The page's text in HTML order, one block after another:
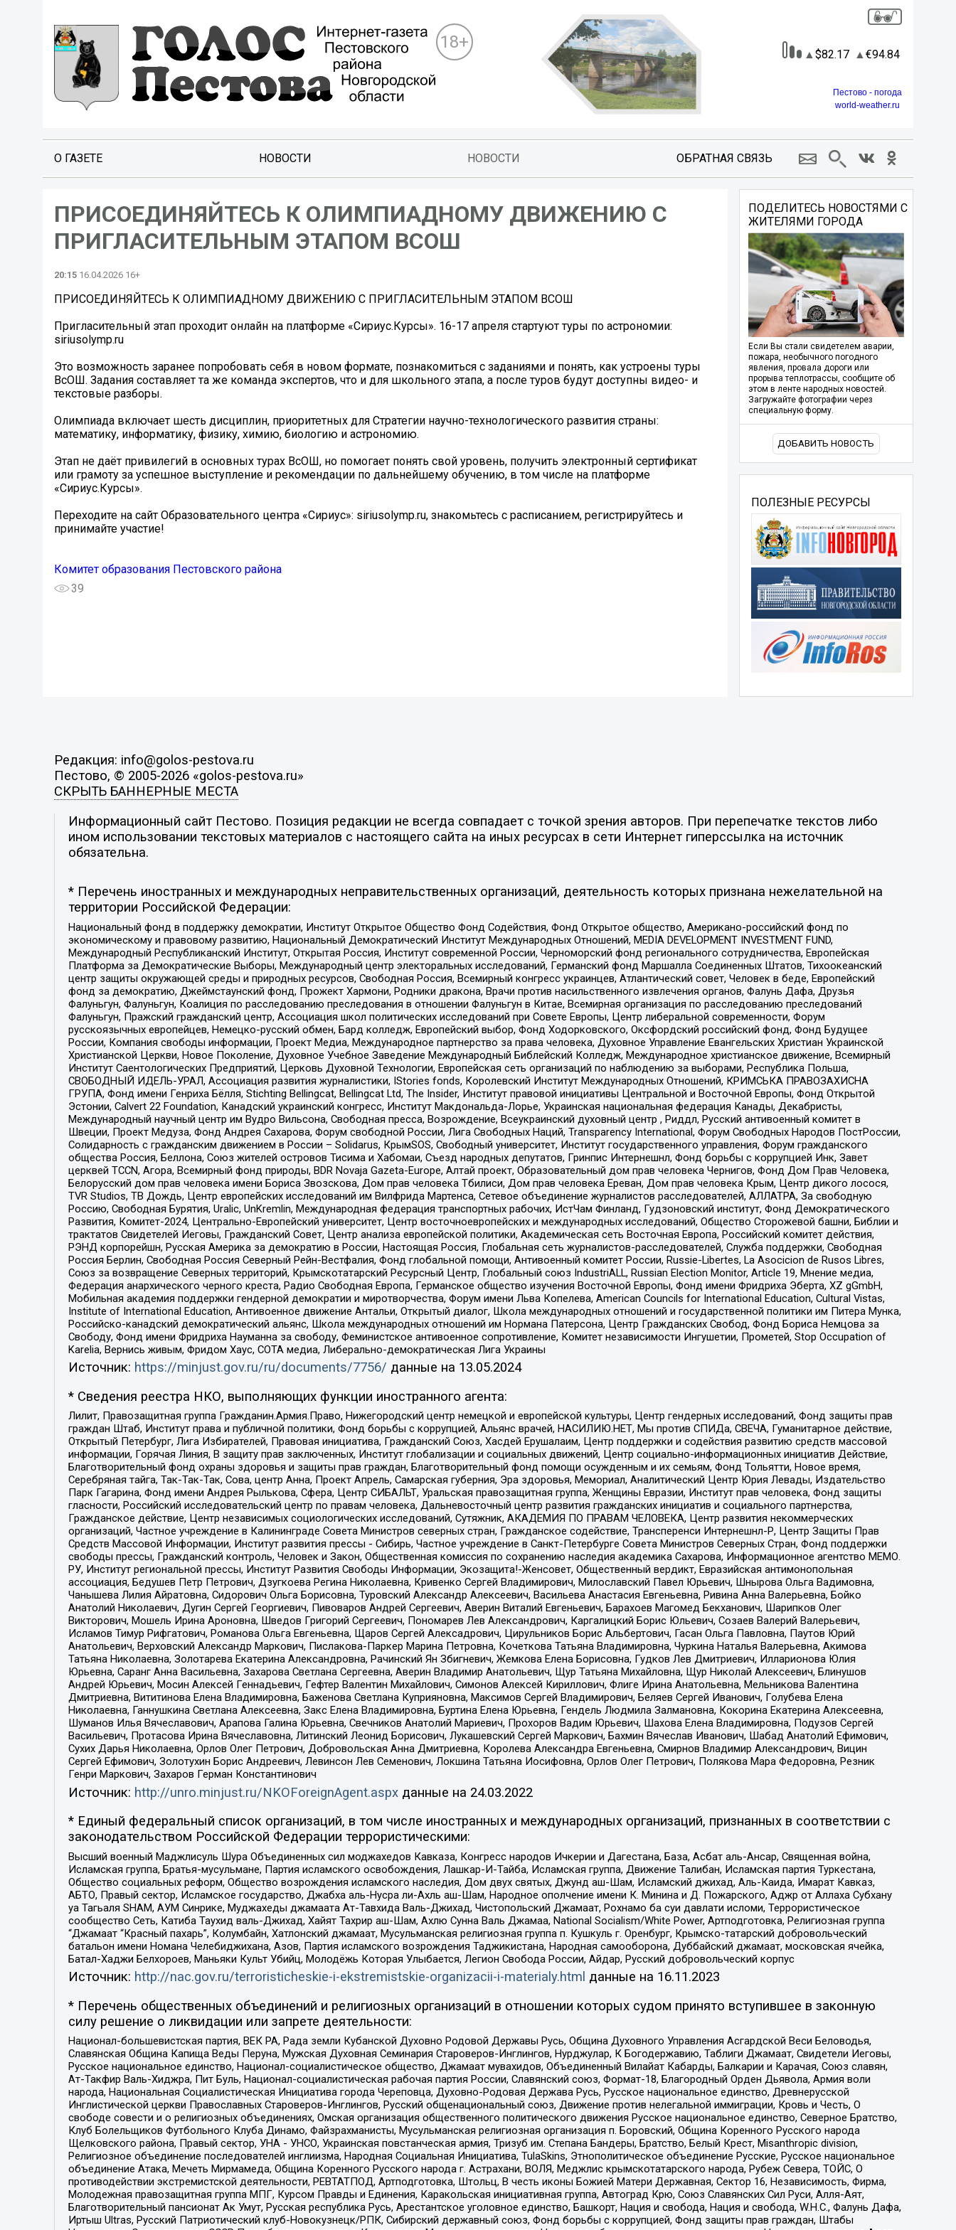
18+
82.17 94.84
Пестово - погода
world-weather.ru
О ГАЗЕТЕ НОВОСТИ НОВОСТИ ОБРАТНАЯ СВЯЗЬ
ПРИСОЕДИНЯЙТЕСЬ К ОЛИМПИАДНОМУ ДВИЖЕНИЮ С
ПРИГЛАСИТЕЛЬНЫМ ЭТАПОМ ВСОШ
20:15 16.04.2026 16+
ПРИСОЕДИНЯЙТЕСЬ К ОЛИМПИАДНОМУ ДВИЖЕНИЮ С ПРИГЛАСИТЕЛЬНЫМ ЭТАПОМ ВСОШ
Пригласительный этап проходит онлайн на платформе «Сириус.Курсы». 16-17 апреля стартуют туры по астрономии:
siriusolymp.ru
Это возможность заранее попробовать себя в новом формате, познакомиться с заданиями и понять, как устроены туры
ВсОШ. Задания составляет та же команда экспертов, что и для школьного этапа, а после туров будут доступны видео- и
текстовые разборы.
Олимпиада включает шесть дисциплин, приоритетных для Стратегии научно-технологического развития страны:
математику, информатику, физику, химию, биологию и астрономию.
Этап не даёт привилегий в основных турах ВсОШ, но помогает понять свой уровень, получить электронный сертификат
или грамоту за успешное выступление и рекомендации по дальнейшему обучению, в том числе на платформе
«Сириус.Курсы».
Переходите на сайт Образовательного центра «Сириус»: siriusolymp.ru, знакомьтесь с расписанием, регистрируйтесь и
принимайте участие!
Комитет образования Пестовского района
39
ПОДЕЛИТЕСЬ НОВОСТЯМИ С
ЖИТЕЛЯМИ ГОРОДА
Если Вы стали свидетелем аварии,
пожара, необычного погодного
явления, провала дороги или
прорыва теплотрассы, сообщите об
этом в ленте народных новостей.
Загружайте фотографии через
специальную форму.
ДОБАВИТЬ НОВОСТЬ
ПОЛЕЗНЫЕ РЕСУРСЫ
Редакция: info@golos-pestova.ru
Пестово, © 2005-2026 «golos-pestova.ru»
СКРЫТЬ БАННЕРНЫЕ МЕСТА
Информационный сайт Пестово. Позиция редакции не всегда совпадает с точкой зрения авторов. При перепечатке текстов либо
ином использовании текстовых материалов с настоящего сайта на иных ресурсах в сети Интернет гиперссылка на источник
обязательна.
* Перечень иностранных и международных неправительственных организаций, деятельность которых признана нежелательной на
территории Российской Федерации:
Национальный фонд в поддержку демократии, Институт Открытое Общество Фонд Содействия, Фонд Открытое общество, Американо-российский фонд по
экономическому и правовому развитию, Национальный Демократический Институт Международных Отношений, MEDIA DEVELOPMENT INVESTMENT FUND,
Международный Республиканский Институт, Открытая Россия, Институт современной России, Черноморский фонд регионального сотрудничества, Европейская
Платформа за Демократические Выборы, Международный центр электоральных исследований, Германский фонд Маршалла Соединенных Штатов, Тихоокеанский
центр защиты окружающей среды и природных ресурсов, Свободная Россия, Всемирный конгресс украинцев, Атлантический совет, Человек в беде, Европейский
фонд за демократию, Джеймстаунский фонд, Прожект Хармони, Родники дракона, Врачи против насильственного извлечения органов, Фалунь Дафа, Друзья
Фалуньгун, Фалуньгун, Коалиция по расследованию преследования в отношении Фалуньгун в Китае, Всемирная организация по расследованию преследований
Фалуньгун, Пражский гражданский центр, Ассоциация школ политических исследований при Совете Европы, Центр либеральной современности, Форум
русскоязычных европейцев, Немецко-русский обмен, Бард колледж, Европейский выбор, Фонд Ходорковского, Оксфордский российский фонд, Фонд Будущее
России, Компания свободы информации, Проект Медиа, Международное партнерство за права человека, Духовное Управление Евангельских Христиан Украинской
Христианской Церкви, Новое Поколение, Духовное Учебное Заведение Международный Библейский Колледж, Международное христианское движение, Всемирный
Институт Саентологических Предприятий, Церковь Духовной Технологии, Европейская сеть организаций по наблюдению за выборами, Республика Польша,
СВОБОДНЫЙ ИДЕЛЬ-УРАЛ, Ассоциация развития журналистики, IStories fonds, Королевский Институт Международных Отношений, КРИМСЬКА ПРАВОЗАХИСНА
ГРУПА, Фонд имени Генриха Бёлля, Stichting Bellingcat, Bellingcat Ltd, The Insider, Институт правовой инициативы Центральной и Восточной Европы, Фонд Открытой
Эстонии, Calvert 22 Foundation, Канадский украинский конгресс, Институт Макдональда-Лорье, Украинская национальная федерация Канады, Декабристы,
Международный научный центр им Вудро Вильсона, Свободная пресса, Возрождение, Всеукраинский духовный центр , Риддл, Русский антивоенный комитет в
Швеции, Проект Медуза, Фонд Андрея Сахарова, Форум свободной России, Лига Свободных Наций, Transparеncy International, Форум Свободных Народов ПостРоссии,
Солидарность с гражданским движением в России – Solidarus, КрымSOS, Свободный университет, Институт государственного управления, Форум гражданского
общества Россия, Беллона, Союз жителей островов Тисима и Хабомаи, Съезд народных депутатов, Гринпис Интернешнл, Фонд борьбы с коррупцией Инк, Завет
церквей TCCN, Агора, Всемирный фонд природы, BDR Novaja Gazeta-Europe, Алтай проект, Образовательный дом прав человека Чернигов, Фонд Дом Прав Человека,
Белорусский дом прав человека имени Бориса Звозскова, Дом прав человека Тбилиси, Дом прав человека Ереван, Дом прав человека Крым, Центр дикого лосося,
TVR Studios, ТВ Дождь, Центр европейских исследований им Вилфрида Мартенса, Сетевое объединение журналистов расследователей, АЛЛАТРА, За свободную
Россию, Свободная Бурятия, Uralic, UnKremlin, Международная федерация транспортных рабочих, ИстЧам Финланд, Гудзоновский институт, Фонд Демократического
Развития, Комитет-2024, Центрально-Европейский университет, Центр восточноевропейских и международных исследований, Общество Сторожевой башни, Библии и
трактатов Свидетелей Иеговы, Гражданский Совет, Центр анализа европейской политики, Академическая сеть Восточная Европа, Российский комитет действия,
РЭНД корпорейшн, Русская Америка за демократию в России, Настоящая Россия, Глобальная сеть журналистов-расследователей, Служба поддержки, Свободная
Россия Берлин, Свободная Россия Северный Рейн-Вестфалия, Фонд глобальной помощи, Антивоенный комитет России, Russie-Libertes, La Asocicion de Rusos Libres,
Союз за возвращение Северных территорий, Крымскотатарский Ресурсный Центр, Глобальный союз IndustriALL, Russian Election Monitor, Article 19, Мнение медиа,
Федерация анархического черного креста, Радио Свободная Европа, Германское общество изучения Восточной Европы, Фонд имени Фридриха Эберта, XZ gGmbH,
Мобильная академия поддержки гендерной демократии и миротворчества, Форум имени Льва Копелева, American Councils for International Education, Cultural Vistas,
Institute of International Education, Антивоенное движение Антальи, Открытый диалог, Школа международных отношений и государственной политики им Питера Мунка,
Российско-канадский демократический альянс, Школа международных отношений им Нормана Патерсона, Центр Гражданских Свобод, Фонд Бориса Немцова за
Свободу, Фонд имени Фридриха Науманна за свободу, Феминистское антивоенное сопротивление, Комитет независимости Ингушетии, Прометей, Stop Occupation of
Karelia, Вернись живым, Фридом Хаус, СОТА медиа, Либерально-демократическая Лига Украины
Источник: https://minjust.gov.ru/ru/documents/7756/ данные на 13.05.2024
* Сведения реестра НКО, выполняющих функции иностранного агента:
Лилит, Правозащитная группа Гражданин.Армия.Право, Нижегородский центр немецкой и европейской культуры, Центр гендерных исследований, Фонд защиты прав
граждан Штаб, Институт права и публичной политики, Фонд борьбы с коррупцией, Альянс врачей, НАСИЛИЮ.НЕТ, Мы против СПИДа, СВЕЧА, Гуманитарное действие,
Открытый Петербург, Лига Избирателей, Правовая инициатива, Гражданский Союз, Хасдей Ерушалаим, Центр поддержки и содействия развитию средств массовой
информации, Горячая Линия, В защиту прав заключенных, Институт глобализации и социальных движений, Центр социально-информационных инициатив Действие,
Благотворительный фонд охраны здоровья и защиты прав граждан, Благотворительный фонд помощи осужденным и их семьям, Фонд Тольятти, Новое время,
Серебряная тайга, Так-Так-Так, Сова, центр Анна, Проект Апрель, Самарская губерния, Эра здоровья, Мемориал, Аналитический Центр Юрия Левады, Издательство
Парк Гагарина, Фонд имени Андрея Рылькова, Сфера, Центр СИБАЛЬТ, Уральская правозащитная группа, Женщины Евразии, Институт прав человека, Фонд защиты
гласности, Российский исследовательский центр по правам человека, Дальневосточный центр развития гражданских инициатив и социального партнерства,
Гражданское действие, Центр независимых социологических исследований, Сутяжник, АКАДЕМИЯ ПО ПРАВАМ ЧЕЛОВЕКА, Центр развития некоммерческих
организаций, Частное учреждение в Калининграде Совета Министров северных стран, Гражданское содействие, Трансперенси Интернешнл-Р, Центр Защиты Прав
Средств Массовой Информации, Институт развития прессы - Сибирь, Частное учреждение в Санкт-Петербурге Совета Министров Северных Стран, Фонд поддержки
свободы прессы, Гражданский контроль, Человек и Закон, Общественная комиссия по сохранению наследия академика Сахарова, Информационное агентство МЕМО.
РУ, Институт региональной прессы, Институт Развития Свободы Информации, Экозащита!-Женсовет, Общественный вердикт, Евразийская антимонопольная
ассоциация, Бедушев Петр Петрович, Дзугкоева Регина Николаевна, Кривенко Сергей Владимирович, Милославский Павел Юрьевич, Шнырова Ольга Вадимовна,
Чанышева Лилия Айратовна, Сидорович Ольга Борисовна, Туровский Александр Алексеевич, Васильева Анастасия Евгеньевна, Ривина Анна Валерьевна, Бойко
Анатолий Николаевич, Дугин Сергей Георгиевич, Пивоваров Андрей Сергеевич, Аверин Виталий Евгеньевич, Барахоев Магомед Бекханович, Шарипков Олег
Викторович, Мошель Ирина Ароновна, Шведов Григорий Сергеевич, Пономарев Лев Александрович, Каргалицкий Борис Юльевич, Созаев Валерий Валерьевич,
Исламов Тимур Рифгатович, Романова Ольга Евгеньевна, Щаров Сергей Алексадрович, Цирульников Борис Альбертович, Гасан Ольга Павловна, Паутов Юрий
Анатольевич, Верховский Александр Маркович, Пислакова-Паркер Марина Петровна, Кочеткова Татьяна Владимировна, Чуркина Наталья Валерьевна, Акимова
Татьяна Николаевна, Золотарева Екатерина Александровна, Рачинский Ян Збигневич, Жемкова Елена Борисовна, Гудков Лев Дмитриевич, Илларионова Юлия
Юрьевна, Саранг Анна Васильевна, Захарова Светлана Сергеевна, Аверин Владимир Анатольевич, Щур Татьяна Михайловна, Щур Николай Алексеевич, Блинушов
Андрей Юрьевич, Мосин Алексей Геннадьевич, Гефтер Валентин Михайлович, Симонов Алексей Кириллович, Флиге Ирина Анатольевна, Мельникова Валентина
Дмитриевна, Вититинова Елена Владимировна, Баженова Светлана Куприяновна, Максимов Сергей Владимирович, Беляев Сергей Иванович, Голубева Елена
Николаевна, Ганнушкина Светлана Алексеевна, Закс Елена Владимировна, Буртина Елена Юрьевна, Гендель Людмила Залмановна, Кокорина Екатерина Алексеевна,
Шуманов Илья Вячеславович, Арапова Галина Юрьевна, Свечников Анатолий Мариевич, Прохоров Вадим Юрьевич, Шахова Елена Владимировна, Подузов Сергей
Васильевич, Протасова Ирина Вячеславовна, Литинский Леонид Борисович, Лукашевский Сергей Маркович, Бахмин Вячеслав Иванович, Шабад Анатолий Ефимович,
Сухих Дарья Николаевна, Орлов Олег Петрович, Добровольская Анна Дмитриевна, Королева Александра Евгеньевна, Смирнов Владимир Александрович, Вицин
Сергей Ефимович, Золотухин Борис Андреевич, Левинсон Лев Семенович, Локшина Татьяна Иосифовна, Орлов Олег Петрович, Полякова Мара Федоровна, Резник
Генри Маркович, Захаров Герман Константинович
Источник: http://unro.minjust.ru/NKOForeignAgent.aspxданные на 24.03.2022
* Единый федеральный список организаций, в том числе иностранных и международных организаций, признанных в соответствии с
законодательством Российской Федерации террористическими:
Высший военный Маджлисуль Шура Объединенных сил моджахедов Кавказа, Конгресс народов Ичкерии и Дагестана, База, Асбат аль-Ансар, Священная война,
Исламская группа, Братья-мусульмане, Партия исламского освобождения, Лашкар-И-Тайба, Исламская группа, Движение Талибан, Исламская партия Туркестана,
Общество социальных реформ, Общество возрождения исламского наследия, Дом двух святых, Джунд аш-Шам, Исламский джихад, Аль-Каида, Имарат Кавказ,
АБТО, Правый сектор, Исламское государство, Джабха аль-Нусра ли-Ахль аш-Шам, Народное ополчение имени К. Минина и Д. Пожарского, Аджр от Аллаха Субхану
уа Тагьаля SHAM, АУМ Синрике, Муджахеды джамаата Ат-Тавхида Валь-Джихад, Чистопольский Джамаат, Рохнамо ба суи давлати исломи, Террористическое
сообщество Сеть, Катиба Таухид валь-Джихад, Хайят Тахрир аш-Шам, Ахлю Сунна Валь Джамаа, National Socialism/White Power, Артподготовка, Религиозная группа
“Джамаат “Красный пахарь”, Колумбайн, Хатлонский джамаат, Мусульманская религиозная группа п. Кушкуль г. Оренбург, Крымско-татарский добровольческий
батальон имени Номана Челебиджихана, Азов, Партия исламского возрождения Таджикистана, Народная самооборона, Дуббайский джамаат, московская ячейка,
Батал-Хаджи Белхороев, Маньяки Культ Убийц, Молодёжь Которая Улыбается, Легион Свобода России, Айдар, Русский добровольческий корпус
Источник: http://nac.gov.ru/terroristicheskie-i-ekstremistskie-organizacii-i-materialy.html данные на 16.11.2023
* Перечень общественных объединений и религиозных организаций в отношении которых судом принято вступившее в законную
силу решение о ликвидации или запрете деятельности:
Национал-большевистская партия, ВЕК РА, Рада земли Кубанской Духовно Родовой Державы Русь, Община Духовного Управления Асгардской Веси Беловодья,
Славянская Община Капища Веды Перуна, Мужская Духовная Семинария Староверов-Инглингов, Нурджулар, К Богодержавию, Таблиги Джамаат, Свидетели Иеговы,
Русское национальное единство, Национал-социалистическое общество, Джамаат мувахидов, Объединенный Вилайат Кабарды, Балкарии и Карачая, Союз славян,
Ат-Такфир Валь-Хиджра, Пит Буль, Национал-социалистическая рабочая партия России, Славянский союз, Формат-18, Благородный Орден Дьявола, Армия воли
народа, Национальная Социалистическая Инициатива города Череповца, Духовно-Родовая Держава Русь, Русское национальное единство, Древнерусской
Инглистической церкви Православных Староверов-Инглингов, Русский общенациональный союз, Движение против нелегальной иммиграции, Кровь и Честь, О
свободе совести и о религиозных объединениях, Омская организация общественного политического движения Русское национальное единство, Северное Братство,
Клуб Болельщиков Футбольного Клуба Динамо, Файзрахманисты, Мусульманская религиозная организация п. Боровский, Община Коренного Русского народа
Щелковского района, Правый сектор, УНА - УНСО, Украинская повстанческая армия, Тризуб им. Степана Бандеры, Братство, Белый Крест, Misanthropic division,
Религиозное объединение последователей инглиизма, Народная Социальная Инициатива, TulaSkins, Этнополитическое объединение Русские, Русское национальное
объединение Атака, Мечеть Мирмамеда, Община Коренного Русского народа г. Астрахани, ВОЛЯ, Меджлис крымскотатарского народа, Рубеж Севера, ТОЙС, О
противодействии экстремистской деятельности, РЕВТАТПОД, Артподготовка, Штольц, В честь иконы Божией Матери Державная, Сектор 16, Независимость, Фирма,
Молодежная правозащитная группа МПГ, Курсом Правды и Единения, Каракольская инициативная группа, Автоград Крю, Союз Славянских Сил Руси, Алля-Аят,
Благотворительный пансионат Ак Умут, Русская республика Русь, Арестантское уголовное единство, Башкорт, Нация и свобода, Нация и свобода, W.H.С., Фалунь Дафа,
Иртыш Ultras, Русский Патриотический клуб-Новокузнецк/РПК, Сибирский державный союз, Фонд борьбы с коррупцией, Фонд защиты прав граждан, Штабы